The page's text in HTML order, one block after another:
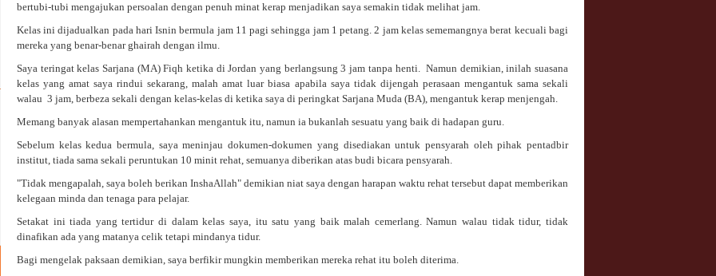
bertubi-tubi mengajukan persoalan dengan penuh minat kerap menjadikan saya semakin tidak melihat jam.
Kelas ini dijadualkan pada hari Isnin bermula jam 11 pagi sehingga jam 1 petang. 2 jam kelas sememangnya berat kecuali bagi
mereka yang benar-benar ghairah dengan ilmu.
Saya teringat kelas Sarjana (MA) Fiqh ketika di Jordan yang berlangsung 3 jam tanpa henti. Namun demikian, inilah suasana
kelas yang amat saya rindui sekarang, malah amat luar biasa apabila saya tidak dijengah perasaan mengantuk sama sekali
walau 3 jam, berbeza sekali dengan kelas-kelas di ketika saya di peringkat Sarjana Muda (BA), mengantuk kerap menjengah.
Memang banyak alasan mempertahankan mengantuk itu, namun ia bukanlah sesuatu yang baik di hadapan guru.
Sebelum kelas kedua bermula, saya meninjau dokumen-dokumen yang disediakan untuk pensyarah oleh pihak pentadbir
institut, tiada sama sekali peruntukan 10 minit rehat, semuanya diberikan atas budi bicara pensyarah.
"Tidak mengapalah, saya boleh berikan InshaAllah" demikian niat saya dengan harapan waktu rehat tersebut dapat memberikan
kelegaan minda dan tenaga para pelajar.
Setakat ini tiada yang tertidur di dalam kelas saya, itu satu yang baik malah cemerlang. Namun walau tidak tidur, tidak
dinafikan ada yang matanya celik tetapi mindanya tidur.
Bagi mengelak paksaan demikian, saya berfikir mungkin memberikan mereka rehat itu boleh diterima.